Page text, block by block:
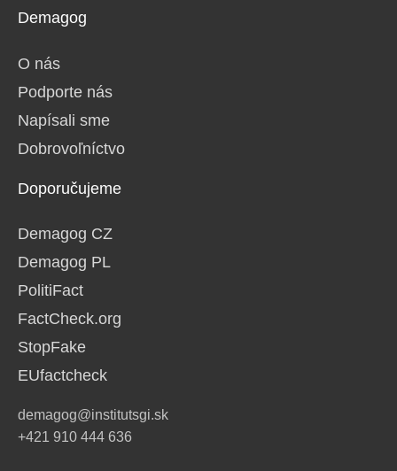
Demagog
O nás
Podporte nás
Napísali sme
Dobrovoľníctvo
Doporučujeme
Demagog CZ
Demagog PL
PolitiFact
FactCheck.org
StopFake
EUfactcheck
demagog@institutsgi.sk
+421 910 444 636